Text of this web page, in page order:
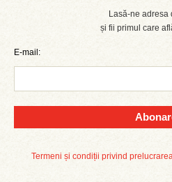
Lasă-ne adresa
și fii primul care
E-mail:
Termeni și condiții privind